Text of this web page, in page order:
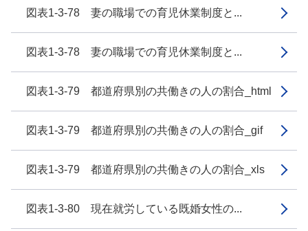
図表1-3-78 妻の職場での育児休業制度と...
図表1-3-78 妻の職場での育児休業制度と...
図表1-3-79 都道府県別の共働きの人の割合_html
図表1-3-79 都道府県別の共働きの人の割合_gif
図表1-3-79 都道府県別の共働きの人の割合_xls
図表1-3-80 現在就労している既婚女性の...